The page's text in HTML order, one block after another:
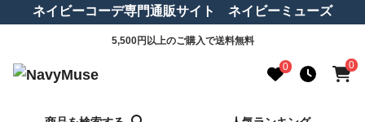
ネイビーコーデ専門通販サイト ネイビーミューズ
5,500円以上のご購入で送料無料
0 0